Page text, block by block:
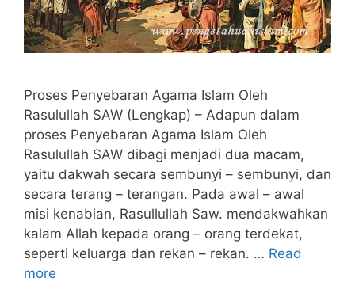
Proses Penyebaran Agama Islam Oleh
Rasulullah SAW (Lengkap) – Adapun dalam
proses Penyebaran Agama Islam Oleh
Rasulullah SAW dibagi menjadi dua macam,
yaitu dakwah secara sembunyi – sembunyi, dan
secara terang – terangan. Pada awal – awal
misi kenabian, Rasullullah Saw. mendakwahkan
kalam Allah kepada orang – orang terdekat,
seperti keluarga dan rekan – rekan. … Read
more